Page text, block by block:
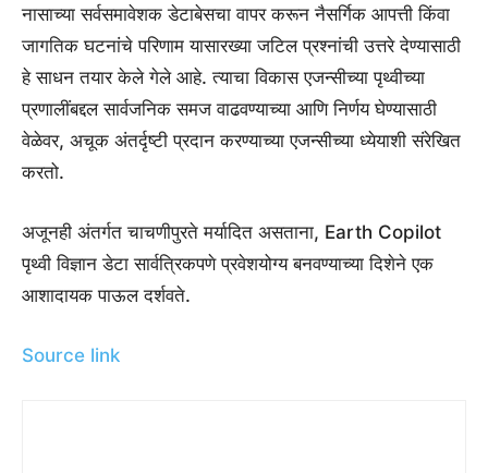
नासाच्या सर्वसमावेशक डेटाबेसचा वापर करून नैसर्गिक आपत्ती किंवा
जागतिक घटनांचे परिणाम यासारख्या जटिल प्रश्नांची उत्तरे देण्यासाठी
हे साधन तयार केले गेले आहे. त्याचा विकास एजन्सीच्या पृथ्वीच्या
प्रणालींबद्दल सार्वजनिक समज वाढवण्याच्या आणि निर्णय घेण्यासाठी
वेळेवर, अचूक अंतर्दृष्टी प्रदान करण्याच्या एजन्सीच्या ध्येयाशी संरेखित
करतो.
अजूनही अंतर्गत चाचणीपुरते मर्यादित असताना, Earth Copilot
पृथ्वी विज्ञान डेटा सार्वत्रिकपणे प्रवेशयोग्य बनवण्याच्या दिशेने एक
आशादायक पाऊल दर्शवते.
Source link